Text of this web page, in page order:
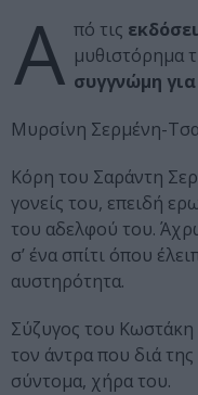
Α πό τις
μυθιστόρημα
συγγνώμη
Μυρσίνη Σερμένη-
Κόρη του Σαράντη
γονείς του, επειδή
του αδελφού του.
σ’ ένα σπίτι όπου
αυστηρότητα.
Σύζυγος του Κωστάκη
τον άντρα που διά
σύντομα, χήρα του.